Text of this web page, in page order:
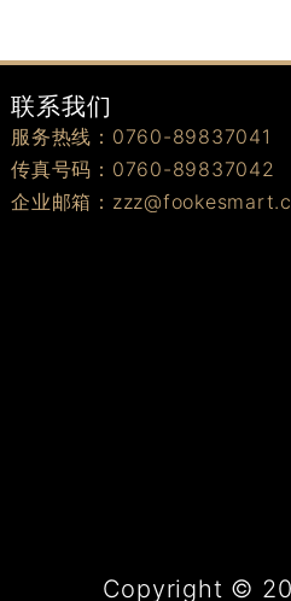
联系我们
服务热线：0760-89837041
传真号码：0760-89837042
企业邮箱：
Copyright ©